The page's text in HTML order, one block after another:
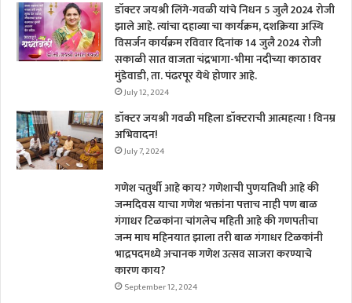
डॉक्टर जयश्री लिंगे-गवळी यांचे निधन 5 जुलै 2024 रोजी
झाले आहे. त्यांचा दहाव्या चा कार्यक्रम, दशक्रिया अस्थि
विसर्जन कार्यक्रम रविवार दिनांक 14 जुलै 2024 रोजी
सकाळी सात वाजता चंद्रभागा-भीमा नदीच्या काठावर
मुंडेवाडी, ता. पंढरपूर येथे होणार आहे.
July 12, 2024
डॉक्टर जयश्री गवळी महिला डॉक्टराची आत्महत्या ! विनम्र
अभिवादन!
July 7, 2024
गणेश चतुर्थी आहे काय? गणेशाची पुणयतिथी आहे की
जन्मदिवस याचा गणेश भक्तांना पत्ताच नाही पण बाळ
गंगाधर टिळकांना चांगलेच महिती आहे की गणपतीचा
जन्म माघ महिनयात झाला तरी बाळ गंगाधर टिळकांनी
भाद्रपदमध्ये अचानक गणेश उत्सव साजरा करण्याचे
कारण काय?
September 12, 2024